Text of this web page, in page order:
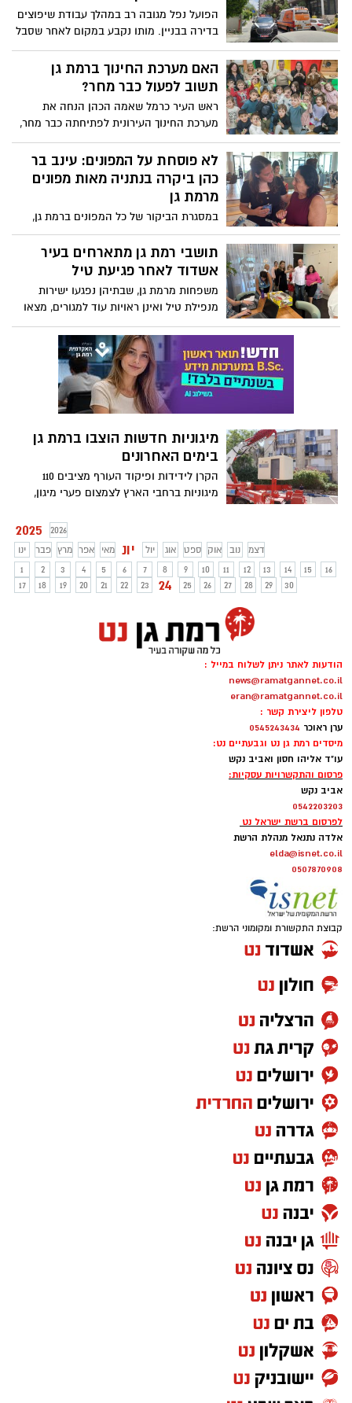
הפועל נפל מגובה רב במהלך עבודת שיפוצים
בדירה בבניין. מותו נקבע במקום לאחר שסבל
מחבלת ראש חמורה
האם מערכת החינוך ברמת גן
תשוב לפעול כבר מחר?
ראש העיר כרמל שאמה הכהן הנחה את
מערכת החינוך העירונית לפתיחתה כבר מחר,
בהתאם להנחיות פיקוד העורף
לא פוסחת על המפונים: עינב בר
כהן ביקרה בנתניה מאות מפונים
מרמת גן
במסגרת הביקור של כל המפונים ברמת גן,
הגיעה מ״מ ראש העיר עינב בר כהן לביקור
בבתי המלון בנתניה בהם שוכנים מפונים
מרמת גן
תושבי רמת גן מתארחים בעיר
אשדוד לאחר פגיעת טיל
משפחות מרמת גן, שבתיהן נפגעו ישירות
מנפילת טיל ואינן ראויות עוד למגורים, מצאו
באשדוד חוף מבטחים תרתי משמע. הלב
נפתח והחיבוק חם, המשפחות מתארחות
באחד מבתי המלון בעיר וזוכות לקליטה
חמימה, עוטפת ומלאת רגישות.
מיגוניות חדשות הוצבו ברמת גן
בימים האחרונים
הקרן לידידות ופיקוד העורף מציבים 110
מיגוניות ברחבי הארץ לצמצום פערי מיגון,
2025
2026
ינו
פבר מרץ אפר מאי יונ יול אוג ספט אוק נוב
דצמ
1
2 3 4 5 6 7 8 9 10 11 12 13 14 15
16
17
18 19 20 21 22 23 24 25 26 27 28 29 30
הודעות לאתר ניתן לשלוח במייל :
news@ramatgannet.co.il
eran@ramatgannet.co.il
טלפון ליצירת קשר :
ערן ראוכר 0545243434
מיסדים רמת גן נט וגבעתיים נט:
עו"ד אליהו חסון ואביב נקש
פרסום והתקשרויות עסקיות:
אביב נקש
0542203203
לפרסום ברשת ישראל נט
אלדה נתנאל מנהלת הרשת
elda@isnet.co.il
0507870908
קבוצת התקשורת ומקומוני הרשת: